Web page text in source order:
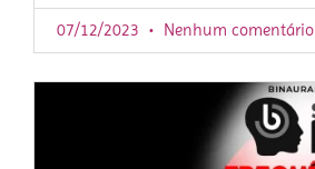
07/12/2023 Nenhum comentário